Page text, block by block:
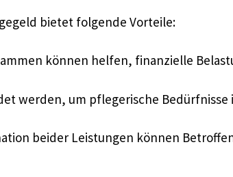
bietet folgende Vorteile:
können helfen, finanzielle
werden, um pflegerische
beider Leistungen können